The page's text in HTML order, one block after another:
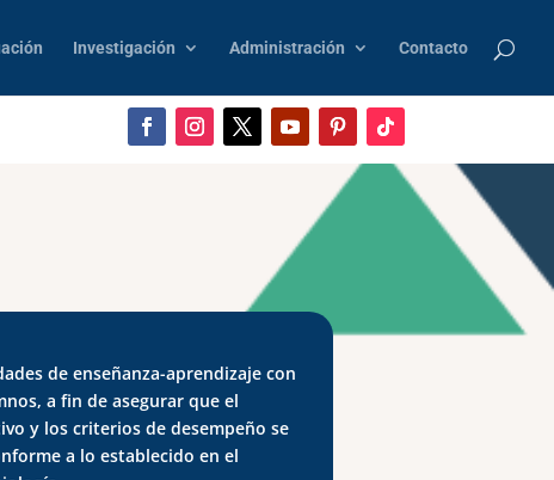
Investigación Administración Contacto
de enseñanza-aprendizaje con
a fin de asegurar que el
y los criterios de desempeño se
a lo establecido en el